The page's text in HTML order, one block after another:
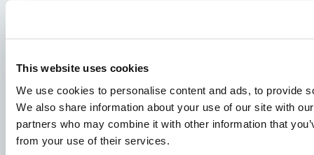
This website uses cookies
We use cookies to personalise content and ads, to provide
We also share information about your use of our site with
partners who may combine it with other information that
from your use of their services.
Koncepcje Paszowe
Wiedza
Podania o pracę
Aby mieć pewność, że Twoje podanie trafi we właściwe